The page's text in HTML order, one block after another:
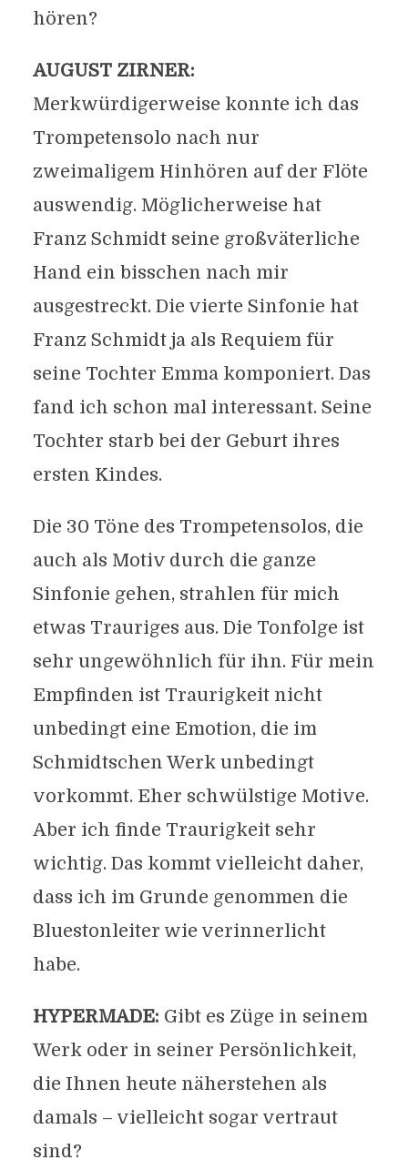
hören?
AUGUST ZIRNER:
Merkwürdigerweise konnte ich das
Trompetensolo nach nur
zweimaligem Hinhören auf der Flöte
auswendig. Möglicherweise hat
Franz Schmidt seine großväterliche
Hand ein bisschen nach mir
ausgestreckt. Die vierte Sinfonie hat
Franz Schmidt ja als Requiem für
seine Tochter Emma komponiert. Das
fand ich schon mal interessant. Seine
Tochter starb bei der Geburt ihres
ersten Kindes.
Die 30 Töne des Trompetensolos, die
auch als Motiv durch die ganze
Sinfonie gehen, strahlen für mich
etwas Trauriges aus. Die Tonfolge ist
sehr ungewöhnlich für ihn. Für mein
Empfinden ist Traurigkeit nicht
unbedingt eine Emotion, die im
Schmidtschen Werk unbedingt
vorkommt. Eher schwülstige Motive.
Aber ich finde Traurigkeit sehr
wichtig. Das kommt vielleicht daher,
dass ich im Grunde genommen die
Bluestonleiter wie verinnerlicht
habe.
HYPERMADE: Gibt es Züge in seinem
Werk oder in seiner Persönlichkeit,
die Ihnen heute näherstehen als
damals – vielleicht sogar vertraut
sind?